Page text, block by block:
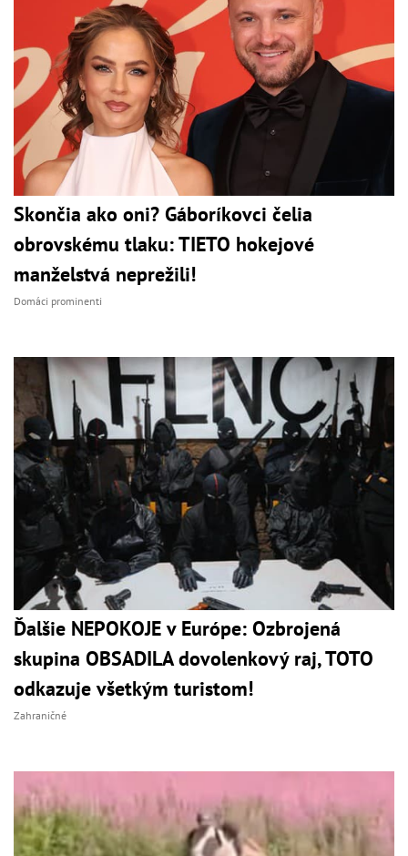
Skončia ako oni? Gáboríkovci čelia
obrovskému tlaku: TIETO hokejové
manželstvá neprežili!
Domáci prominenti
Ďalšie NEPOKOJE v Európe: Ozbrojená
skupina OBSADILA dovolenkový raj, TOTO
odkazuje všetkým turistom!
Zahraničné